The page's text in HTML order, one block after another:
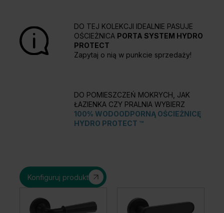
DO TEJ KOLEKCJI IDEALNIE PASUJE
OŚCIEŻNICA PORTA SYSTEM HYDRO
PROTECT
Zapytaj o nią w punkcie sprzedaży!
DO POMIESZCZEŃ MOKRYCH, JAK
ŁAZIENKA CZY PRALNIA WYBIERZ
100% WODOODPORNĄ OŚCIEŻNICĘ
HYDRO PROTECT ™
Konfiguruj produkt